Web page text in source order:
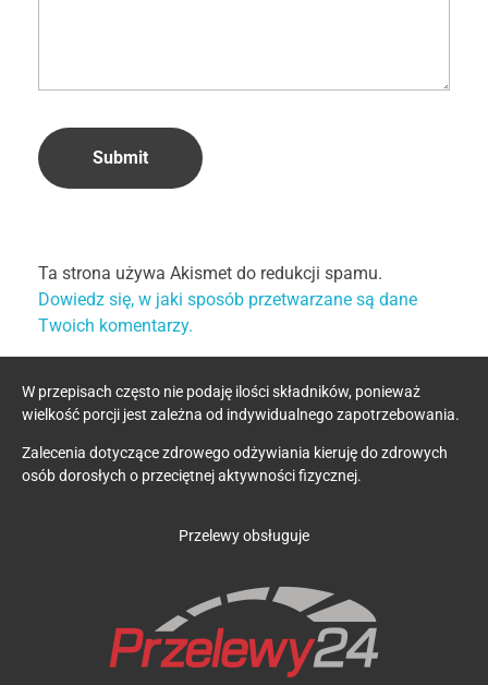
Ta strona używa Akismet do redukcji spamu.
Dowiedz się, w jaki sposób przetwarzane są dane
Twoich komentarzy.
W przepisach często nie podaję ilości składników, ponieważ
wielkość porcji jest zależna od indywidualnego zapotrzebowania.
Zalecenia dotyczące zdrowego odżywiania kieruję do zdrowych
osób dorosłych o przeciętnej aktywności fizycznej.
Przelewy obsługuje